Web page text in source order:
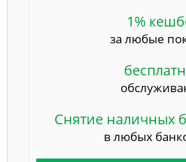
1%
за любые
Снятие наличных
в любых